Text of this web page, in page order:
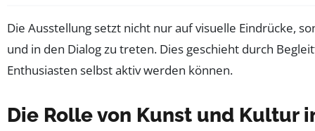
Die Ausstellung setzt nicht nur auf visuelle Eindrücke,
und in den Dialog zu treten. Dies geschieht durch
Enthusiasten selbst aktiv werden können.
Die Rolle von Kunst und Kultur